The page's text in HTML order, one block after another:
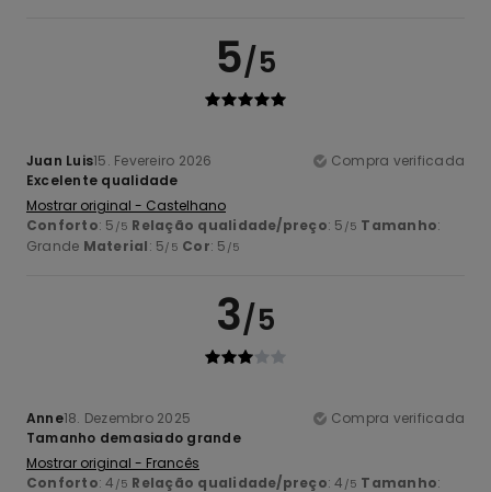
5/5
Juan Luis15. Fevereiro 2026
Compra verificada
Excelente qualidade
Mostrar original - Castelhano
Conforto: 5 /5 Relação qualidade/preço: 5 /5 Tamanho:
Grande Material: 5/5 Cor: 5 /5
3/5
Anne18. Dezembro 2025
Compra verificada
Tamanho demasiado grande
Mostrar original - Francês
Conforto: 4 /5 Relação qualidade/preço: 4 /5 Tamanho: